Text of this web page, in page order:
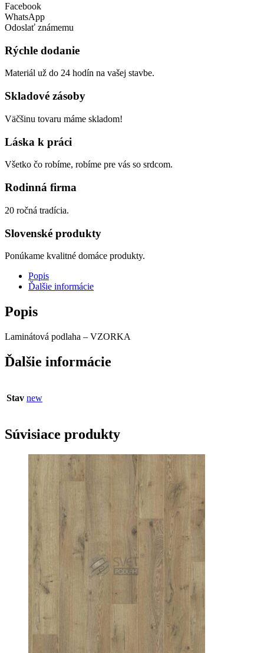
Facebook
WhatsApp
Odoslať známemu
Rýchle dodanie
Materiál už do 24 hodín na vašej stavbe.
Skladové zásoby
Väčšinu tovaru máme skladom!
Láska k práci
Všetko čo robíme, robíme pre vás so srdcom.
Rodinná firma
20 ročná tradícia.
Slovenské produkty
Ponúkame kvalitné domáce produkty.
Popis
Ďalšie informácie
Popis
Laminátová podlaha – VZORKA
Ďalšie informácie
Stav new
Súvisiace produkty